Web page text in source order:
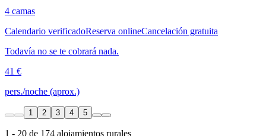
4 camas
Calendario verificadoReserva onlineCancelación gratuita
Todavía no se te cobrará nada.
41 €
pers./noche (aprox.)
1 2 3 4 5
1 - 20 de 174 alojamientos rurales